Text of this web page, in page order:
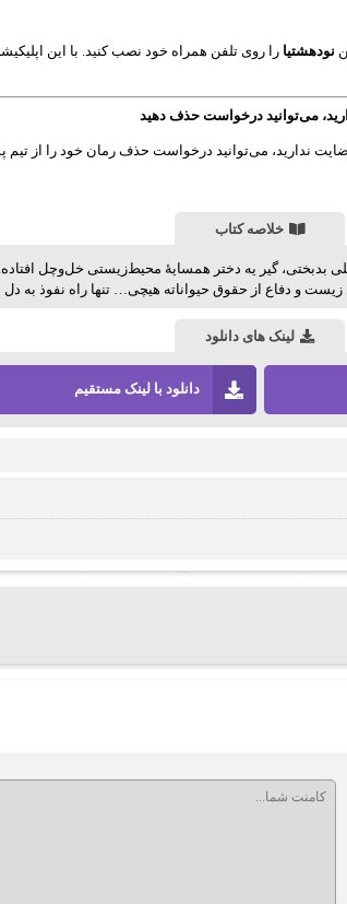
نودهشتیا را روی تلفن همراه خود نصب کنید. با این
می‌توانید درخواست حذف دهید
ندارید، می‌توانید درخواست حذف رمان خود را از تیم
خلاصه کتاب
بدبختی، گیر یه دختر همسایهٔ محیط‌زیستی خل‌وچل
و دفاع از حقوق حیواناته هیچی… تنها راه نفوذ به دل
لینک های دانلود
دانلود با لینک مستقیم